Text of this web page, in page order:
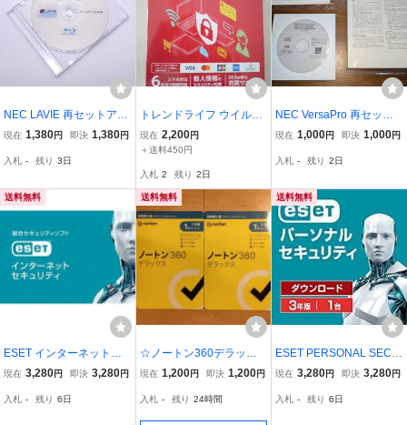
NEC LAVIE 再セットアッ
プディスク Desk All-in-on
ディア （再セットアップ
プマニュアル付属
現在 1,380円 即決 1,380円
入札 - 残り 3日
トレンドライフ ウイルス
バスター トータルセキュ
リティ スタンダード
現在 2,200円
＋送料450円
入札 2 残り 2日
NEC VersaPro 再セット
アップ用ディスク Windo
ソフトウェアディスクセ
現在 1,000円 即決 1,000円
入札 - 残り 2日
送料無料
ESET インターネットセ
キュリティ ３年版 １
現在 3,280円 即決 3,280円
入札 - 残り 6日
送料無料
☆ノートン360デラック
ス 1年3台版 同時購入版 2
現在 1,200円 即決 1,200円
入札 - 残り 24時間
送料無料
ESET PERSONAL SECU
RITY イーセット パーソ
現在 3,280円 即決 3,280円
入札 - 残り 6日